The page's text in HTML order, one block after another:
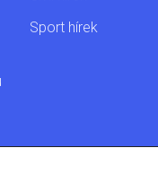
Sport hírek